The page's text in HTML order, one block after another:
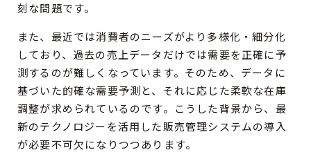
刻な問題です。
また、最近では消費者のニーズがより多様化・細分化
しており、過去の売上データだけでは需要を正確に予
測するのが難しくなっています。そのため、データに
基づいた的確な需要予測と、それに応じた柔軟な在庫
調整が求められているのです。こうした背景から、最
新のテクノロジーを活用した販売管理システムの導入
が必要不可欠になりつつあります。